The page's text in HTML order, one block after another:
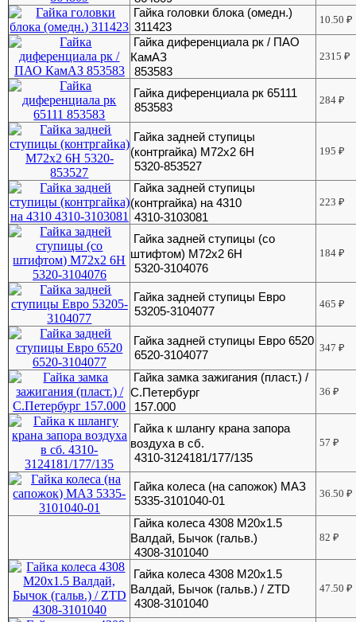
Гайка головки блока (омедн.)
311423
10.50₽
Гайка диференциала рк / ПАО
КамАЗ
853583
2315₽
Гайка диференциала рк 65111
853583
284₽
Гайка задней ступицы
(контргайка) М72х2 6Н
5320-853527
195₽
Гайка задней ступицы
(контргайка) на 4310
4310-3103081
223₽
Гайка задней ступицы (со
штифтом) М72х2 6Н
5320-3104076
184₽
Гайка задней ступицы Евро
53205-3104077
465₽
Гайка задней ступицы Евро 6520
6520-3104077
347₽
Гайка замка зажигания (пласт.) /
С.Петербург
157.000
36₽
Гайка к шлангу крана запора
воздуха в сб.
4310-3124181/177/135
57₽
Гайка колеса (на сапожок) МАЗ
5335-3101040-01
36.50₽
Гайка колеса 4308 М20х1.5
Валдай, Бычок (гальв.)
4308-3101040
82₽
Гайка колеса 4308 М20х1.5
Валдай, Бычок (гальв.) / ZTD
4308-3101040
47.50₽